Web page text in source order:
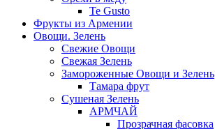
Te Gusto
Фрукты из Армении
Овощи. Зелень
Свежие Овощи
Свежая Зелень
Замороженные Овощи и Зелень
Тамара фрут
Сушеная Зелень
АРМЧАЙ
Прозрачная фасовка